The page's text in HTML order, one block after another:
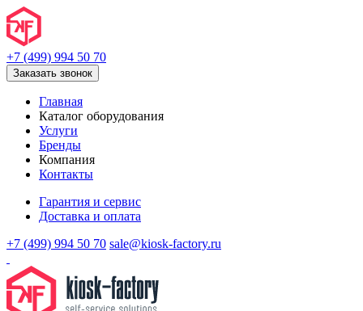
+7 (499) 994 50 70
Заказать звонок
Главная
Каталог оборудования
Услуги
Бренды
Компания
Контакты
Гарантия и сервис
Доставка и оплата
+7 (499) 994 50 70 sale@kiosk-factory.ru